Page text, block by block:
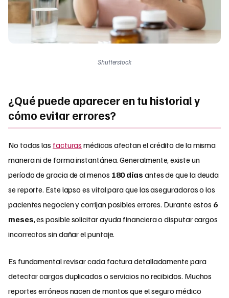
Shutterstock
¿Qué puede aparecer en tu historial y
cómo evitar errores?
No todas las facturas médicas afectan el crédito de la misma
manera ni de forma instantánea. Generalmente, existe un
período de gracia de al menos 180 días antes de que la deuda
se reporte. Este lapso es vital para que las aseguradoras o los
pacientes negocien y corrijan posibles errores. Durante estos 6
meses, es posible solicitar ayuda financiera o disputar cargos
incorrectos sin dañar el puntaje.
Es fundamental revisar cada factura detalladamente para
detectar cargos duplicados o servicios no recibidos. Muchos
reportes erróneos nacen de montos que el seguro médico